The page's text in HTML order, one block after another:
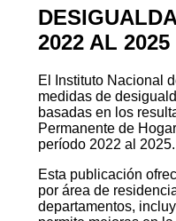
2022 AL 2025
El Instituto Nacional
medidas de
basadas en los
Permanente de
período 2022 al 2025.
Esta publicación
por área de
departamentos,